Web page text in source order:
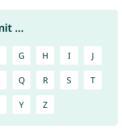
...
G H I J
Q R S T
Y Z